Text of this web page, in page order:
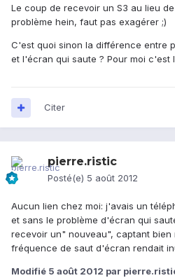
Le coup de recevoir un S3 au lieu
problème hein, faut pas exagérer ;)
C'est quoi sinon la différence entre
et l'écran qui saute ? Pour moi c'est
Citer
pierre.ristic
Posté(e) 5 août 2012
Aucun lien chez moi: j'avais un
et sans le problème d'écran qui
recevoir un" nouveau", captant bien
fréquence de saut d'écran rendait
Modifié 5 août 2012 par